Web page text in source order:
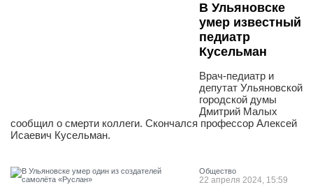
В Ульяновске
умер известный
педиатр
Кусельман
Врач-педиатр и
депутат Ульяновской
городской думы
Дмитрий Малых
сообщил о смерти коллеги. Скончался профессор Алексей
Исаевич Кусельман.
Общество
22 апреля 2024, 15:59